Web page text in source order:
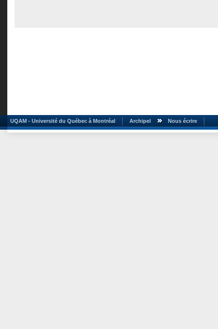
UQAM - Université du Québec à Montréal Archipel Nous écrire